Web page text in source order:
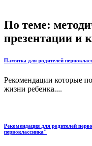
По теме:
презентации и
Памятка для родителей
Рекомендации которые
жизни ребенка....
Рекомендация для родителей
первоклассника"